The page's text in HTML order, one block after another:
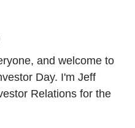
and welcome to
Day. I'm Jeff
Relations for the